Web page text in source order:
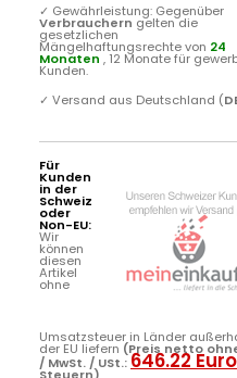
✓ Gewährleistung: Gegenüber
Verbrauchern gelten die
gesetzlichen
Mängelhaftungsrechte von 24
Monaten , 12 Monate für
Kunden.
✓ Versand aus Deutschland (
Für
Kunden
in der
Schweiz
oder
Non-EU:
Wir
können
diesen
Artikel
ohne
Umsatzsteuer in Länder
der EU liefern (Preis netto
/ MwSt. / USt.:646.22 Euro
Steuern)